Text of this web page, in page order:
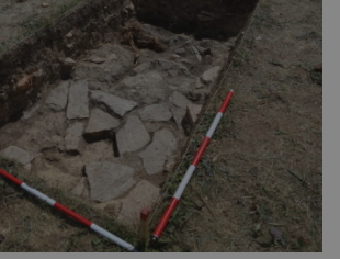
přenášejí na potomstvo. Před
před 35. výročím výbuchu
elektrárny, […]